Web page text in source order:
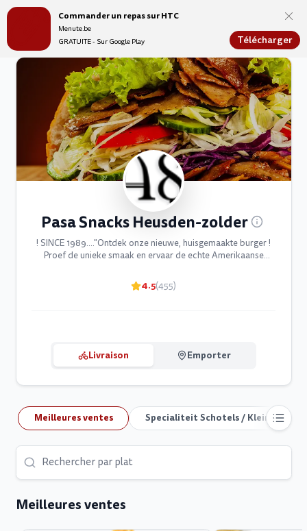
Commander un repas sur HTC
Menute.be
GRATUITE - Sur Google Play
Télécharger
Menute.be
Pasa Snacks Heusden-zolder
! SINCE 1989...."Ontdek onze nieuwe, huisgemaakte burger !
Proef de unieke smaak en ervaar de echte Amerikaanse
4.5(455)
Livraison Emporter
Meilleures ventes Specialiteit Schotels / Klein
Meilleures ventes